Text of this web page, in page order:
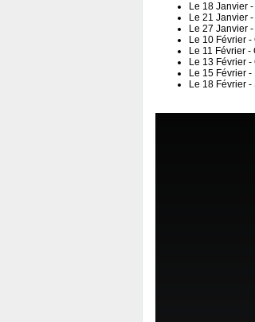
Le 18 Janvier
Le 21 Janvier
Le 27 Janvier
Le 10 Février
Le 11 Février
Le 13 Février
Le 15 Février
Le 18 Février